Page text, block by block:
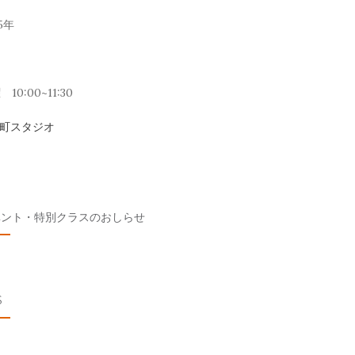
年
10:00~11:30
スタジオ
ト・特別クラスのおしらせ